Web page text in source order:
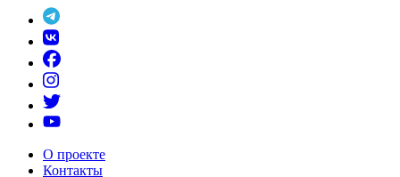
О проекте
Контакты